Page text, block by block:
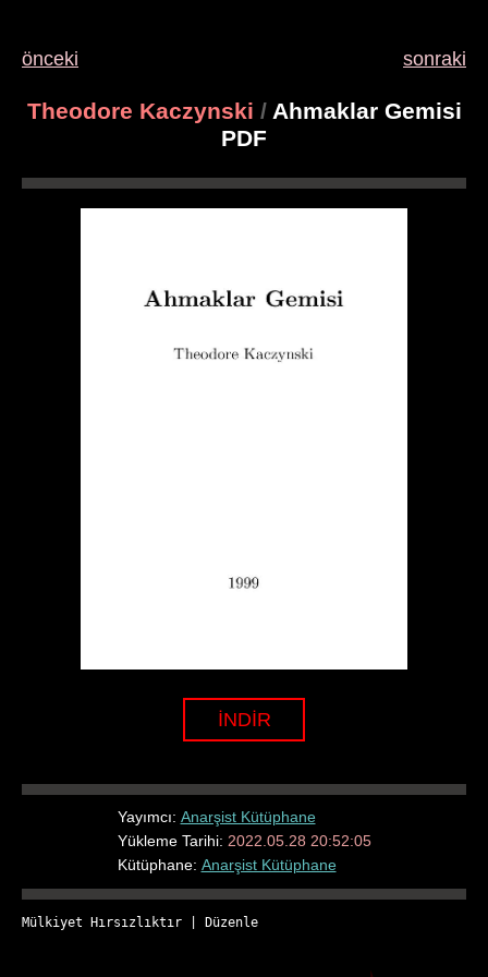
önceki sonraki
Theodore Kaczynski /Ahmaklar Gemisi
PDF
İNDİR
Yayımcı: Anarşist Kütüphane
Yükleme Tarihi: 2022.05.28 20:52:05
Kütüphane: Anarşist Kütüphane
Mülkiyet Hırsızlıktır Düzenle